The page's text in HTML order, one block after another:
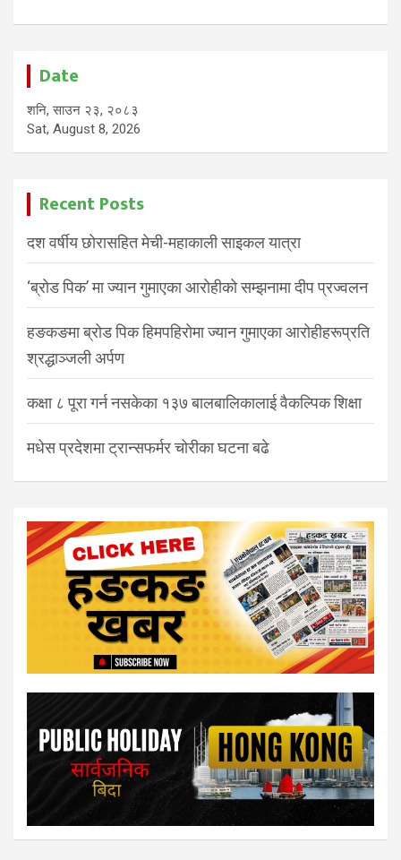
Date
शनि, साउन २३, २०८३
Sat, August 8, 2026
Recent Posts
दश वर्षीय छोरासहित मेची-महाकाली साइकल यात्रा
‘ब्रोड पिक’ मा ज्यान गुमाएका आरोहीको सम्झनामा दीप प्रज्वलन
हङकङमा ब्रोड पिक हिमपहिरोमा ज्यान गुमाएका आरोहीहरूप्रति
श्रद्धाञ्जली अर्पण
कक्षा ८ पूरा गर्न नसकेका १३७ बालबालिकालाई वैकल्पिक शिक्षा
मधेस प्रदेशमा ट्रान्सफर्मर चोरीका घटना बढे